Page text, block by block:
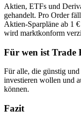
Aktien, ETFs und
gehandelt. Pro Order
Aktien-Sparpläne ab 1
wird marktkonform
Für wen ist Trade
Für alle, die günstig
investieren wollen und
können.
Fazit